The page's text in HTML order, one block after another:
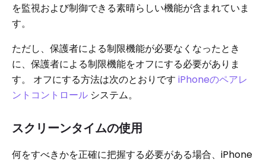
を監視および制御できる素晴らしい機能が含まれていま
す。
ただし、保護者による制限機能が必要なくなったとき
に、保護者による制限機能をオフにする必要がありま
す。 オフにする方法は次のとおりです iPhoneのペアレ
ントコントロール システム。
スクリーンタイムの使用
何をすべきかを正確に把握する必要がある場合、iPhone